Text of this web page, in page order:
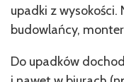
upadki z wysokości.
budowlańcy,
Do upadków